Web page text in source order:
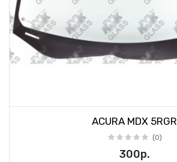
ACURA MDX 5RGR
(0)
300р.